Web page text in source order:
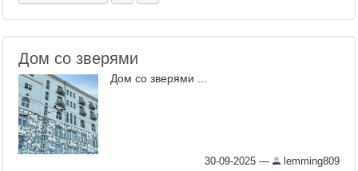
Дом со зверями
Дом со зверями ...
30-09-2025 — lemming809